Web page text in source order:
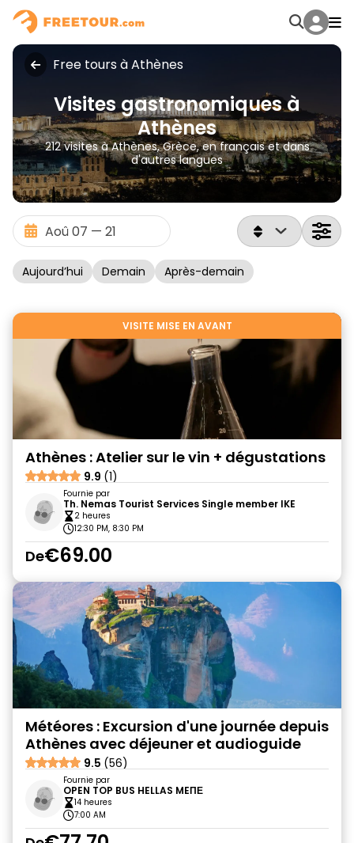
Free tours à Athènes
Visites gastronomiques à
Athènes
212 visites à Athènes, Grèce, en français et dans
d'autres langues
Aujourd’hui Demain Après-demain
VISITE MISE EN AVANT
Athènes : Atelier sur le vin + dégustations
9.9 (1)
Fournie par
Th. Nemas Tourist Services Single member IKE
2 heures
12:30 PM, 8:30 PM
De€69.00
Météores : Excursion d'une journée depuis
Athènes avec déjeuner et audioguide
9.5 (56)
Fournie par
OPEN TOP BUS HELLAS MEΠΕ
14 heures
7:00 AM